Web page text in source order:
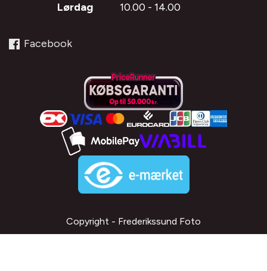
Lørdag
10.00 - 14.00
Facebook
Copyright - Frederikssund Foto